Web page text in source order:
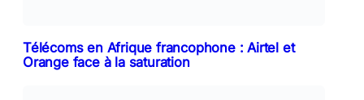
Télécoms en Afrique francophone : Airtel et
Orange face à la saturation